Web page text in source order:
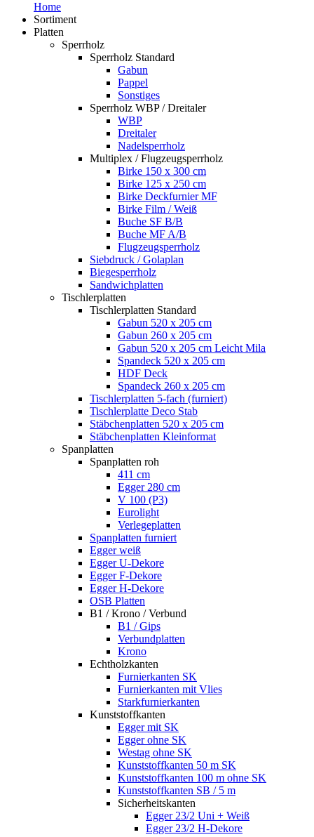
Home
Sortiment
Platten
Sperrholz
Sperrholz Standard
Gabun
Pappel
Sonstiges
Sperrholz WBP / Dreitaler
WBP
Dreitaler
Nadelsperrholz
Multiplex / Flugzeugsperrholz
Birke 150 x 300 cm
Birke 125 x 250 cm
Birke Deckfurnier MF
Birke Film / Weiß
Buche SF B/B
Buche MF A/B
Flugzeugsperrholz
Siebdruck / Golaplan
Biegesperrholz
Sandwichplatten
Tischlerplatten
Tischlerplatten Standard
Gabun 520 x 205 cm
Gabun 260 x 205 cm
Gabun 520 x 205 cm Leicht Mila
Spandeck 520 x 205 cm
HDF Deck
Spandeck 260 x 205 cm
Tischlerplatten 5-fach (furniert)
Tischlerplatte Deco Stab
Stäbchenplatten 520 x 205 cm
Stäbchenplatten Kleinformat
Spanplatten
Spanplatten roh
411 cm
Egger 280 cm
V 100 (P3)
Eurolight
Verlegeplatten
Spanplatten furniert
Egger weiß
Egger U-Dekore
Egger F-Dekore
Egger H-Dekore
OSB Platten
B1 / Krono / Verbund
B1 / Gips
Verbundplatten
Krono
Echtholzkanten
Furnierkanten SK
Furnierkanten mit Vlies
Starkfurnierkanten
Kunststoffkanten
Egger mit SK
Egger ohne SK
Westag ohne SK
Kunststoffkanten 50 m SK
Kunststoffkanten 100 m ohne SK
Kunststoffkanten SB / 5 m
Sicherheitskanten
Egger 23/2 Uni + Weiß
Egger 23/2 H-Dekore